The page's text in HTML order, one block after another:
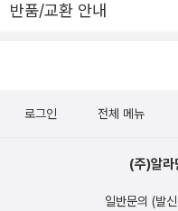
반품/교환 안내
로그인 전체 메뉴
(주)알라
일반문의 (발